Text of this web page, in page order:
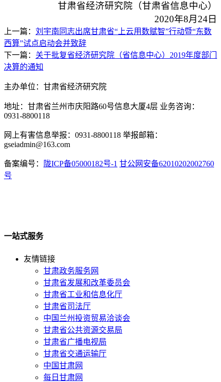
甘肃省经济研究院（甘肃省信息中心）
2020年8月24日
上一篇： 刘宇南同志出席甘肃省“上云用数赋智”行动暨“东数
西算”试点启动会并致辞
下一篇： 关于批复省经济研究院（省信息中心）2019年度部门
决算的通知
主办单位：甘肃省经济研究院
地址：甘肃省兰州市庆阳路60号信息大厦4层 业务咨询：
0931-8800118
网上有害信息举报：0931-8800118 举报邮箱：
gseiadmin@163.com
备案编号： 陇ICP备05000182号-1 甘公网安备62010202002760
号
一站式服务
友情链接
甘肃政务服务网
甘肃省发展和改革委员会
甘肃省工业和信息化厅
甘肃省司法厅
中国兰州投资贸易洽谈会
甘肃省公共资源交易局
甘肃省广播电视局
甘肃省交通运输厅
中国甘肃网
每日甘肃网